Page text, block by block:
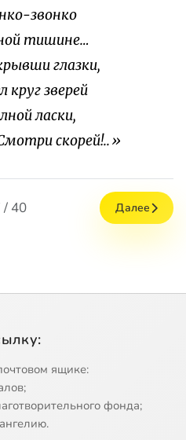
звонко
тишине…
глазки,
круг зверей
ласки,
скорей!..»
/ 40 Далее
ящике:
фонда;